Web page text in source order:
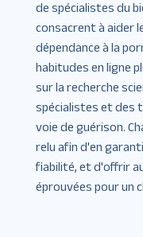
de spécialistes du
consacrent à aider
dépendance à la
habitudes en ligne
sur la recherche
spécialistes et des
voie de guérison.
relu afin d'en
fiabilité, et d'offrir
éprouvées pour un